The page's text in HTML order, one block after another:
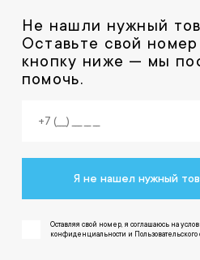
Не нашли нужный
Оставьте свой
кнопку ниже — мы
помочь.
Я не нашел нужный
Оставляя свой номер, я соглашаюсь на
конфиденциальности и Пользовательского